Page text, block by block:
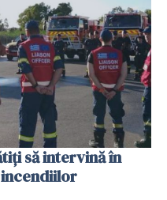
să intervină în